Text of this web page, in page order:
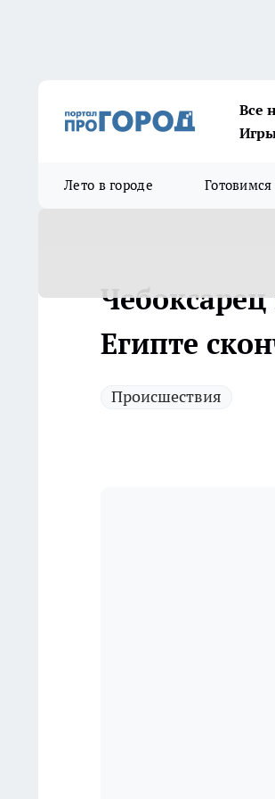
Все
Лето в городе
Египте
Происшествия